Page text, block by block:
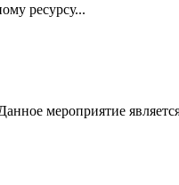
ресурсу...
мероприятие